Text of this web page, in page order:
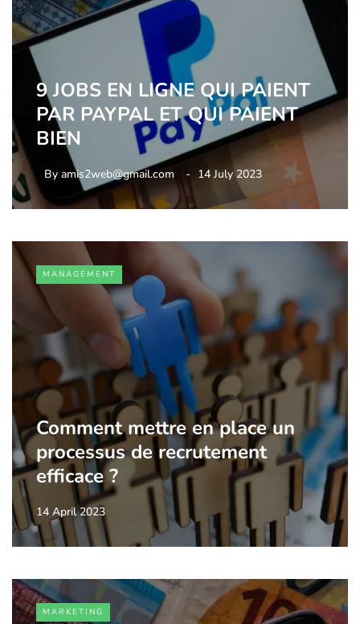
9 JOBS EN LIGNE QUI PAIENT
PAR PAYPAL ET QUI PAIENT
BIEN
By amis2web@gmail.com 14 July 2023
MANAGEMENT
Comment mettre en place un
processus de recrutement
efficace ?
14 April 2023
MARKETING